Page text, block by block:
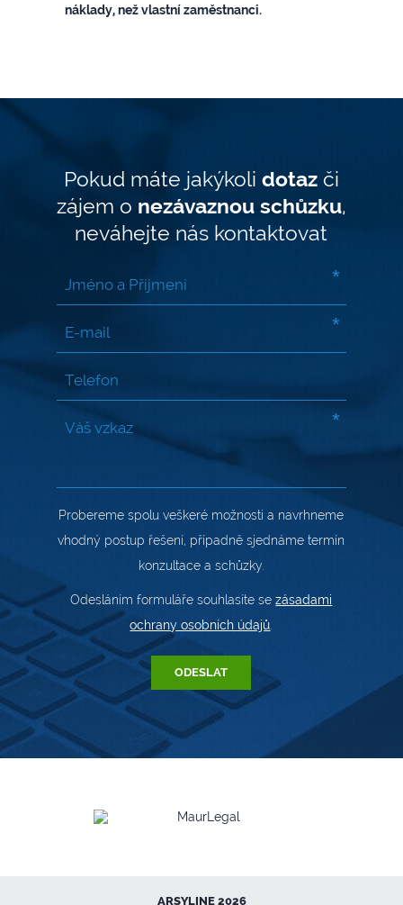
náklady, než vlastní zaměstnanci.
Pokud máte jakýkoli dotazči
zájem o nezávaznou schůzku,
neváhejte nás kontaktovat
*
*
*
Probereme spolu veškeré možnosti a navrhneme
vhodný postup řešení, případně sjednáme termín
konzultace a schůzky.
Odesláním formuláře souhlasíte sezásadami
ochrany osobních údajů
ARSYLINE 2026